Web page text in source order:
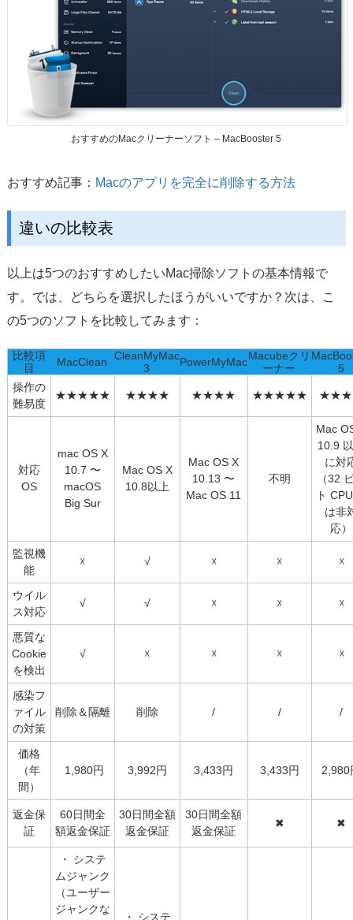
おすすめのMacクリーナーソフト – MacBooster 5
おすすめ記事： Macのアプリを完全に削除する方法
違いの比較表
以上は5つのおすすめしたいMac掃除ソフトの基本情報で
す。では、どちらを選択したほうがいいですか？次は、こ
の5つのソフトを比較してみます：
比較項
目
MacClean
CleanMyMac
3
PowerMyMacMacubeクリ
ーナー
5
操作の
難易度
★★★★★ ★★★★ ★★★★ ★★★★★
対応
OS
mac OS X
10.7 〜
macOS
Big Sur
Mac OS X
10.8以上
Mac OS X
10.13 〜
Mac OS 11
不明
Mac
10.9
に対
（32
ト
は非
応）
監視機
能
☓ √ ☓ ☓ ☓
ウイル
ス対応
√ √ ☓ ☓ ☓
悪質な
Cookie
を検出
√ ☓ ☓ ☓ ☓
感染フ
ァイル
の対策
削除＆隔離 削除 / / /
価格
（年
間）
1,980円 3,992円 3,433円 3,433円 2,980
返金保
証
60日間全
額返金保証
30日間全額
返金保証
30日間全額
返金保証
✖ ✖
・ システ
ムジャンク
（ユーザー
ジャンクな
・ システ